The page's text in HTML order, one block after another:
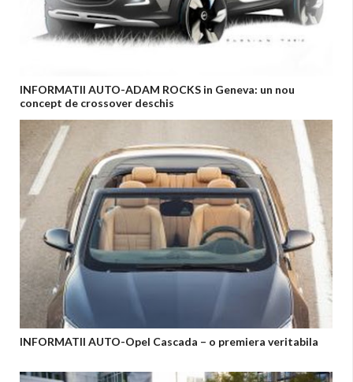
INFORMATII AUTO-ADAM ROCKS in Geneva: un nou
concept de crossover deschis
INFORMATII AUTO-Opel Cascada – o premiera veritabila